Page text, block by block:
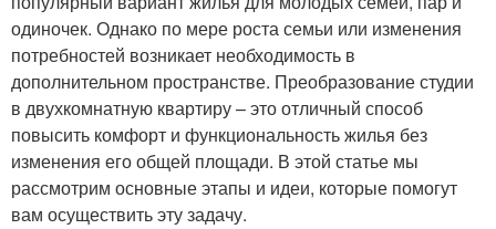
одиночек. Однако по мере роста семьи или изменения
потребностей возникает необходимость в
дополнительном пространстве. Преобразование студии
в двухкомнатную квартиру – это отличный способ
повысить комфорт и функциональность жилья без
изменения его общей площади. В этой статье мы
рассмотрим основные этапы и идеи, которые помогут
вам осуществить эту задачу.